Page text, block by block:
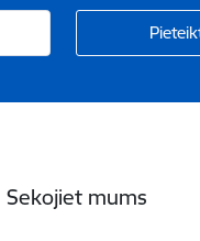
Sekojiet mums